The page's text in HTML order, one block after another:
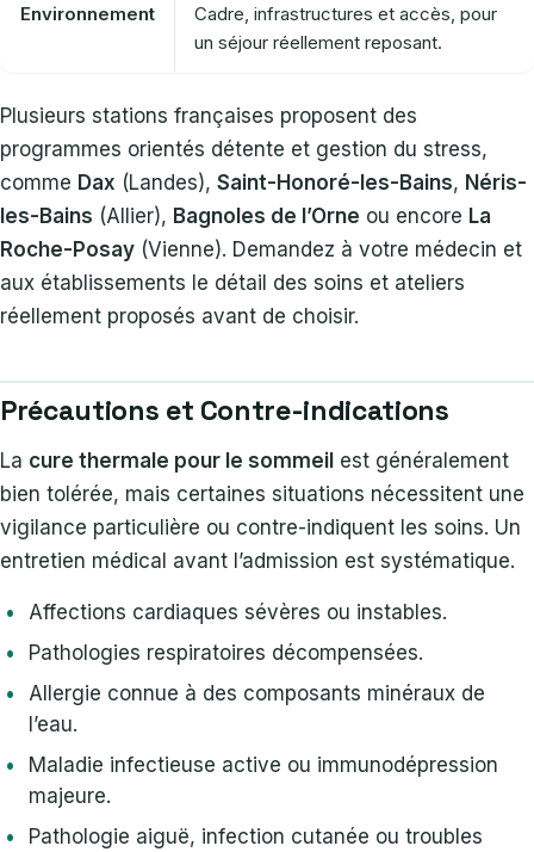
Environnement
Cadre, infrastructures et accès, pour
un séjour réellement reposant.
Plusieurs stations françaises proposent des
programmes orientés détente et gestion du stress,
comme Dax (Landes), Saint-Honoré-les-Bains, Néris-
les-Bains (Allier), Bagnoles de l’Orne ou encore La
Roche-Posay (Vienne). Demandez à votre médecin et
aux établissements le détail des soins et ateliers
réellement proposés avant de choisir.
Précautions et Contre-indications
La cure thermale pour le sommeil est généralement
bien tolérée, mais certaines situations nécessitent une
vigilance particulière ou contre-indiquent les soins. Un
entretien médical avant l’admission est systématique.
Affections cardiaques sévères ou instables.
Pathologies respiratoires décompensées.
Allergie connue à des composants minéraux de
l’eau.
Maladie infectieuse active ou immunodépression
majeure.
Pathologie aiguë, infection cutanée ou troubles